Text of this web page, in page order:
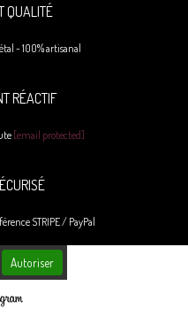
QUALITÉ
- 100% artisanal
RÉACTIF
[email protected]
STRIPE / PayPal
Autoriser